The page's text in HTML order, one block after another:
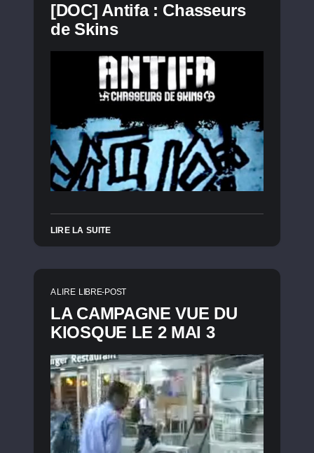
[DOC] Antifa : Chasseurs
de Skins
LIRE LA SUITE
A LIRE LIBRE-POST
LA CAMPAGNE VUE DU
KIOSQUE LE 2 MAI 3